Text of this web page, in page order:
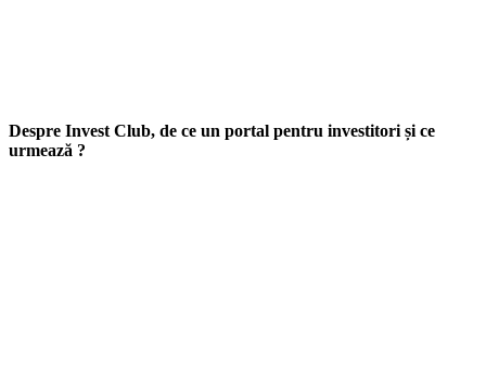
Despre Invest Club, de ce un portal pentru investitori și ce
urmează ?